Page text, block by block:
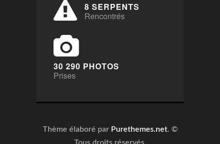
8 SERPENTS
Rencontrés
30 290 PHOTOS
Prises
Thème élaboré par Purethemes.net. ©